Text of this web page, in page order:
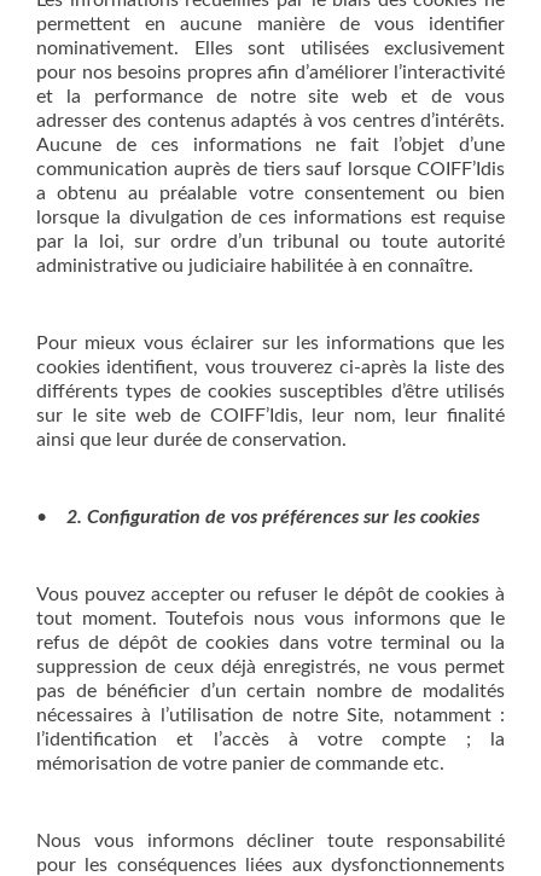
permettent en aucune manière de vous identifier
nominativement. Elles sont utilisées exclusivement
pour nos besoins propres afin d’améliorer l’interactivité
et la performance de notre site web et de vous
adresser des contenus adaptés à vos centres d’intérêts.
Aucune de ces informations ne fait l’objet d’une
communication auprès de tiers sauf lorsque COIFF’Idis
a obtenu au préalable votre consentement ou bien
lorsque la divulgation de ces informations est requise
par la loi, sur ordre d’un tribunal ou toute autorité
administrative ou judiciaire habilitée à en connaître.
Pour mieux vous éclairer sur les informations que les
cookies identifient, vous trouverez ci-après la liste des
différents types de cookies susceptibles d’être utilisés
sur le site web de COIFF’Idis, leur nom, leur finalité
ainsi que leur durée de conservation.
• 2. Configuration de vos préférences sur les cookies
Vous pouvez accepter ou refuser le dépôt de cookies à
tout moment. Toutefois nous vous informons que le
refus de dépôt de cookies dans votre terminal ou la
suppression de ceux déjà enregistrés, ne vous permet
pas de bénéficier d’un certain nombre de modalités
nécessaires à l’utilisation de notre Site, notamment :
l’identification et l’accès à votre compte ; la
mémorisation de votre panier de commande etc.
Nous vous informons décliner toute responsabilité
pour les conséquences liées aux dysfonctionnements